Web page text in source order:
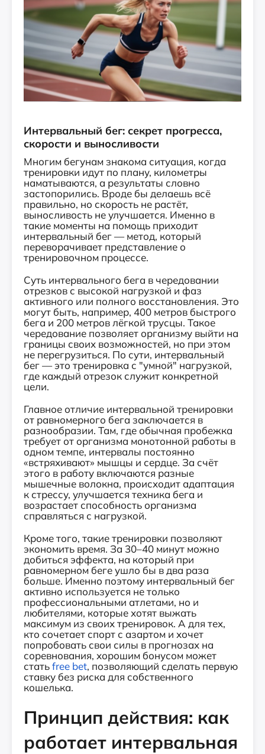
Интервальный бег: секрет прогресса,
скорости и выносливости
Многим бегунам знакома ситуация, когда
тренировки идут по плану, километры
наматываются, а результаты словно
застопорились. Вроде бы делаешь всё
правильно, но скорость не растёт,
выносливость не улучшается. Именно в
такие моменты на помощь приходит
интервальный бег — метод, который
переворачивает представление о
тренировочном процессе.
Суть интервального бега в чередовании
отрезков с высокой нагрузкой и фаз
активного или полного восстановления. Это
могут быть, например, 400 метров быстрого
бега и 200 метров лёгкой трусцы. Такое
чередование позволяет организму выйти на
границы своих возможностей, но при этом
не перегрузиться. По сути, интервальный
бег — это тренировка с "умной" нагрузкой,
где каждый отрезок служит конкретной
цели.
Главное отличие интервальной тренировки
от равномерного бега заключается в
разнообразии. Там, где обычная пробежка
требует от организма монотонной работы в
одном темпе, интервалы постоянно
«встряхивают» мышцы и сердце. За счёт
этого в работу включаются разные
мышечные волокна, происходит адаптация
к стрессу, улучшается техника бега и
возрастает способность организма
справляться с нагрузкой.
Кроме того, такие тренировки позволяют
экономить время. За 30–40 минут можно
добиться эффекта, на который при
равномерном беге ушло бы в два раза
больше. Именно поэтому интервальный бег
активно используется не только
профессиональными атлетами, но и
любителями, которые хотят выжать
максимум из своих тренировок. А для тех,
кто сочетает спорт с азартом и хочет
попробовать свои силы в прогнозах на
соревнования, хорошим бонусом может
статьfree bet, позволяющий сделать первую
ставку без риска для собственного
кошелька.
Принцип действия: как
работает интервальная